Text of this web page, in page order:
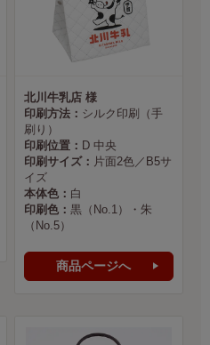
北川牛乳店 様
印刷方法： シルク印刷（手
刷り）
印刷位置： D 中央
印刷サイズ： 片面2色／B5サ
イズ
本体色： 白
印刷色： 黒（No.1）・朱
（No.5）
商品ページへ